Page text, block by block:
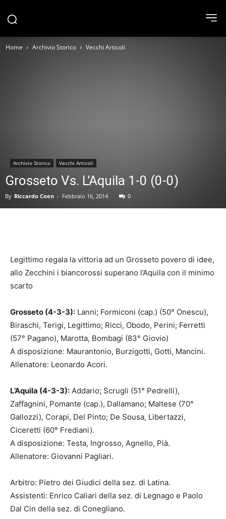
Home Archivio Storico Vecchi Articoli
Archivio Storico Vecchi Articoli
Grosseto Vs. L’Aquila 1-0 (0-0)
By Riccardo Coen - Febbraio 16, 2014 0
Legittimo regala la vittoria ad un Grosseto povero di idee,
allo Zecchini i biancorossi superano l’Aquila con il minimo
scarto
Grosseto (4-3-3): Lanni; Formiconi (cap.) (50° Onescu),
Biraschi, Terigi, Legittimo; Ricci, Obodo, Perini; Ferretti
(57° Pagano), Marotta, Bombagi (83° Giovio)
A disposizione: Maurantonio, Burzigotti, Gotti, Mancini.
Allenatore: Leonardo Acori.
L’Aquila (4-3-3): Addario; Scrugli (51° Pedrelli),
Zaffagnini, Pomante (cap.), Dallamano; Maltese (70°
Gallozzi), Corapi, Del Pinto; De Sousa, Libertazzi,
Ciceretti (60° Frediani).
A disposizione: Testa, Ingrosso, Agnello, Pià.
Allenatore: Giovanni Pagliari.
Arbitro: Pietro dei Giudici della sez. di Latina.
Assistenti: Enrico Caliari della sez. di Legnago e Paolo
Dal Cin della sez. di Conegliano.